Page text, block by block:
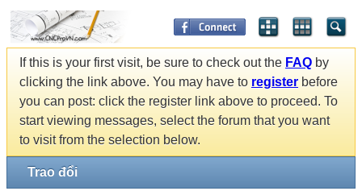
If this is your first visit, be sure to check out the FAQ by
clicking the link above. You may have to register before
you can post: click the register link above to proceed. To
start viewing messages, select the forum that you want
to visit from the selection below.
Trao đổi